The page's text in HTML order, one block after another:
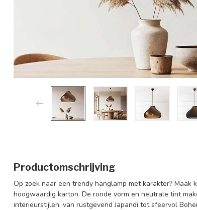
Productomschrijving
Op zoek naar een trendy hanglamp met karakter?
hoogwaardig karton. De ronde vorm en neutrale tint
interieurstijlen, van rustgevend Japandi tot sfeervol